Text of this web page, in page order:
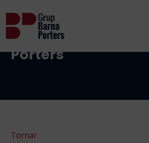
Galeries Grup Barna
Porters
Tornar